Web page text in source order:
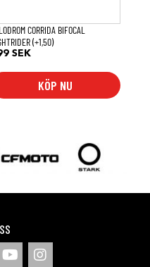
CORRIDA BIFOCAL
(+1,50)
SEK
KÖP NU